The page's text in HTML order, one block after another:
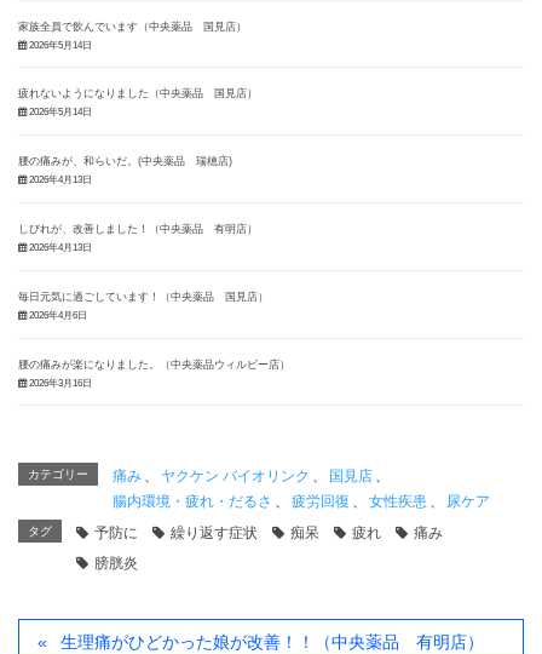
家族全員で飲んでいます（中央薬品 国見店）
2026年5月14日
疲れないようになりました（中央薬品 国見店）
2026年5月14日
腰の痛みが、和らいだ。(中央薬品 瑞穂店)
2026年4月13日
しびれが、改善しました！（中央薬品 有明店）
2026年4月13日
毎日元気に過ごしています！（中央薬品 国見店）
2026年4月6日
腰の痛みが楽になりました。（中央薬品ウィルビー店）
2026年3月16日
カテゴリー 痛み 、 ヤクケン バイオリンク 、 国見店 、
腸内環境・疲れ・だるさ 、 疲労回復 、 女性疾患 、 尿ケア
タグ 予防に 繰り返す症状 痴呆 疲れ
痛み
膀胱炎
生理痛がひどかった娘が改善！！（中央薬品 有明店）